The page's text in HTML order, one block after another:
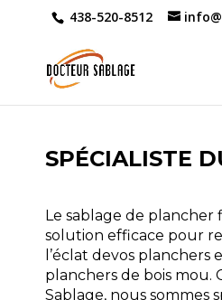
438-520-8512
SPÉCIALISTE
Le sablage de
solution efficace pour
l’éclat devos planchers
planchers de bois mou.
Sablage, nous sommes